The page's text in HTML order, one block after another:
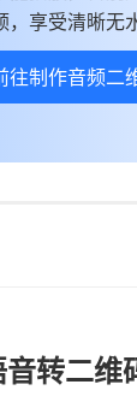
，享受清晰无
往制作音频二
音转二维